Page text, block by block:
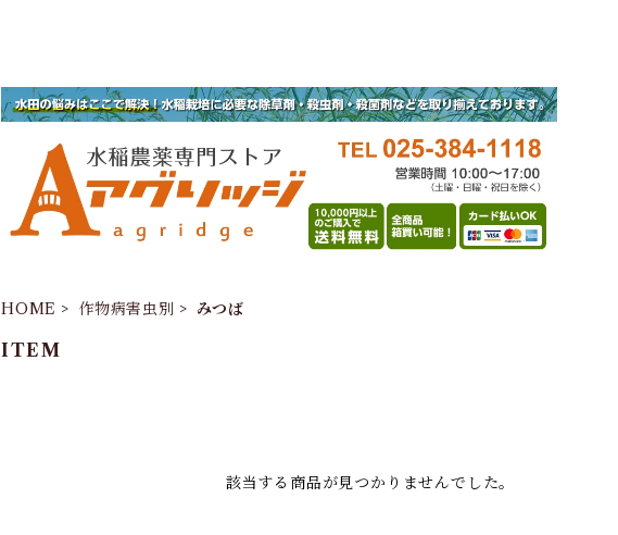
HOME 作物病害虫別 みつば
ITEM
該当する商品が見つかりませんでした。